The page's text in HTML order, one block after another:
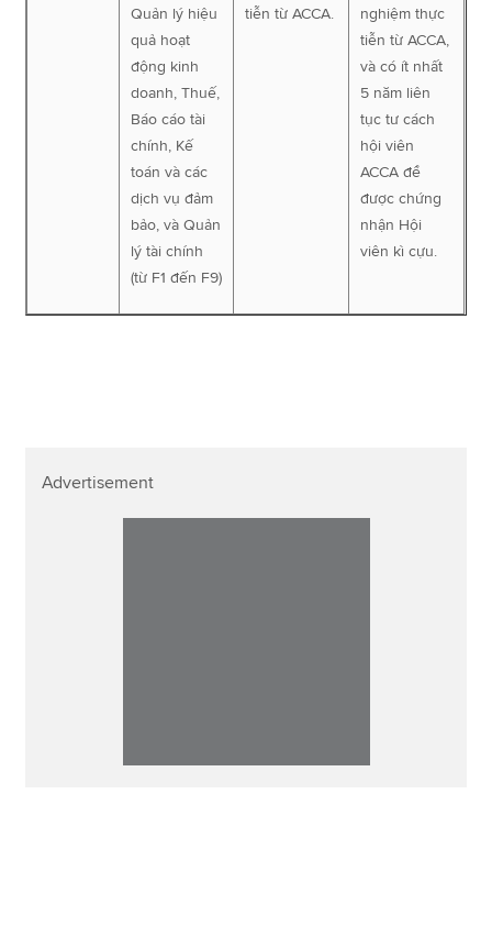
Quản lý hiệu
quả hoạt
động kinh
doanh, Thuế,
Báo cáo tài
chính, Kế
toán và các
dịch vụ đảm
bảo, và Quản
lý tài chính
(từ F1 đến F9)
tiễn từ ACCA.
nghiệm thực
tiễn từ ACCA,
và có ít nhất
5 năm liên
tục tư cách
hội viên
ACCA để
được chứng
nhận Hội
viên kì cựu.
Advertisement